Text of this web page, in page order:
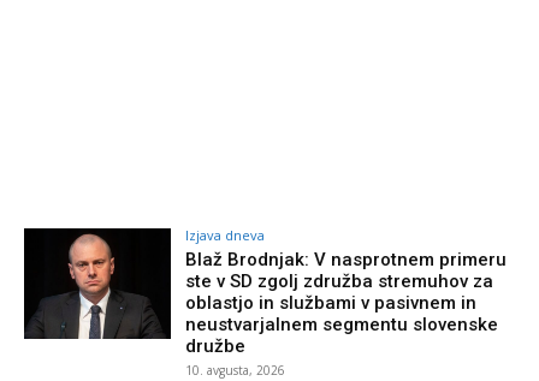
Izjava dneva
Blaž Brodnjak: V nasprotnem primeru
ste v SD zgolj združba stremuhov za
oblastjo in službami v pasivnem in
neustvarjalnem segmentu slovenske
družbe
10. avgusta, 2026